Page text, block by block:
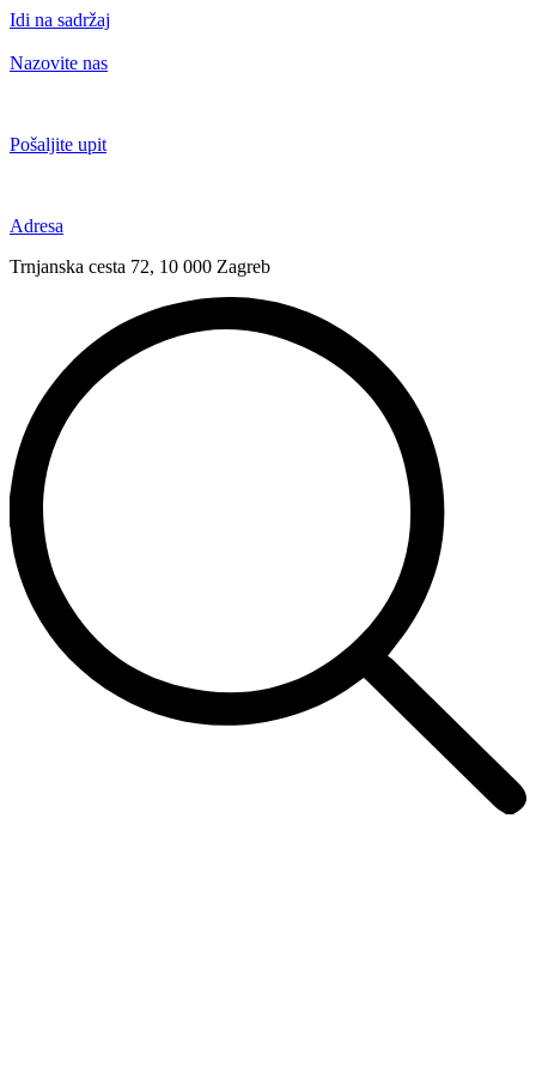
Idi na sadržaj
Nazovite nas
Pošaljite upit
Adresa
Trnjanska cesta 72, 10 000 Zagreb